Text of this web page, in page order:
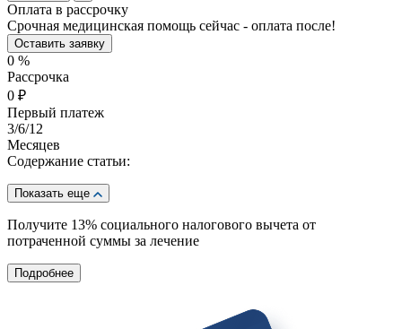
Оплата в рассрочку
Срочная медицинская помощь сейчас - оплата после!
Оставить заявку
0 %
Рассрочка
0 ₽
Первый платеж
3/6/12
Месяцев
Содержание статьи:
Показать еще
Получите 13% социального налогового вычета от
потраченной суммы за лечение
Подробнее